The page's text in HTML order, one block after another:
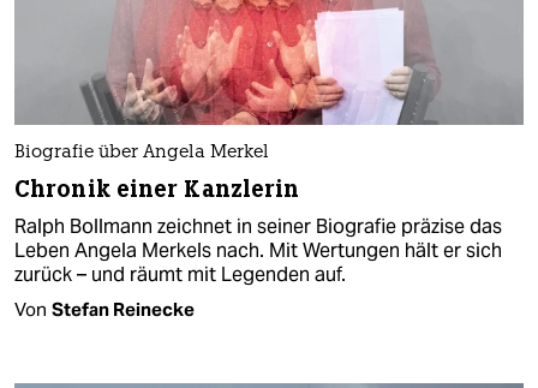
Biografie über Angela Merkel
Chronik einer Kanzlerin
Ralph Bollmann zeichnet in seiner Biografie präzise das
Leben Angela Merkels nach. Mit Wertungen hält er sich
zurück – und räumt mit Legenden auf.
Von Stefan Reinecke